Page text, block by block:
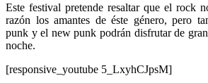
Este festival pretende resaltar que el rock
razón los amantes de éste género, pero
punk y el new punk podrán disfrutar de
noche.
[responsive_youtube 5_LxyhCJpsM]